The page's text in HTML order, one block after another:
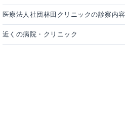
医療法人社団林田クリニックの診察内容
近くの病院・クリニック